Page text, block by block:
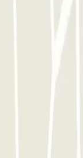
y entérate